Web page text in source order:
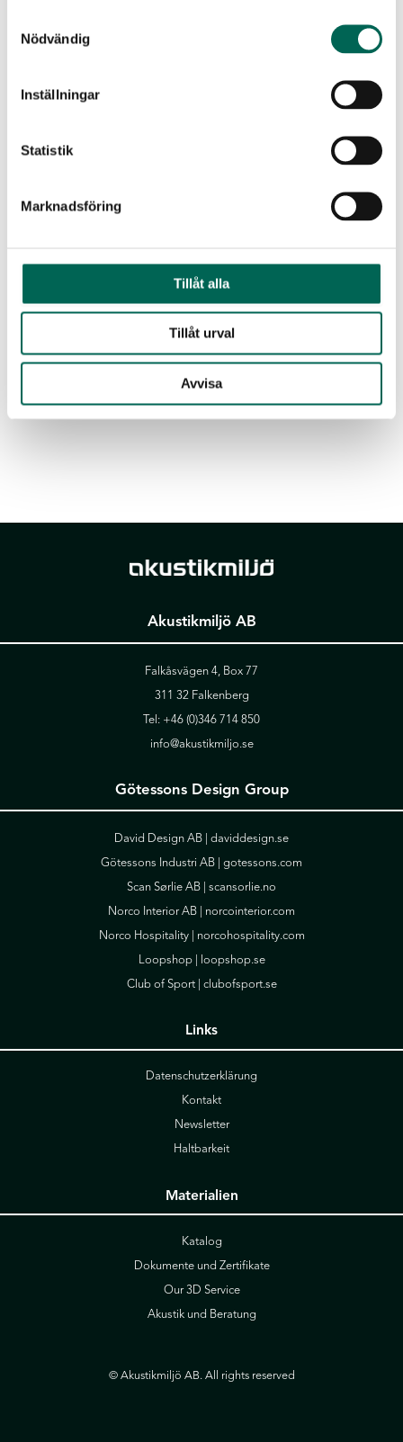
Nödvändig
Inställningar
Statistik
Marknadsföring
Tillåt alla
Tillåt urval
Avvisa
EUKALYPTUSGIRLANDE EFEUGIRLANDE
Akustikmiljö AB
Falkåsvägen 4, Box 77
311 32 Falkenberg
Tel: +46 (0)346 714 850
info@akustikmiljo.se
Götessons Design Group
David Design AB | daviddesign.se
Götessons Industri AB | gotessons.com
Scan Sørlie AB | scansorlie.no
Norco Interior AB | norcointerior.com
Norco Hospitality | norcohospitality.com
Loopshop |
loopshop.se
Club of Sport | clubofsport.se
Links
Datenschutzerklärung
Kontakt
Newsletter
Haltbarkeit
Materialien
Katalog
Dokumente und Zertifikate
Our 3D Service
Akustik und Beratung
© Akustikmiljö AB. All rights reserved